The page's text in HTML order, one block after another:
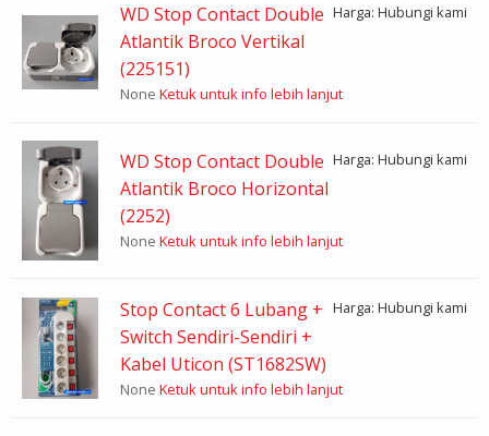
WD Stop Contact Double
Atlantik Broco Vertikal
(225151)
Harga: Hubungi kami
None Ketuk untuk info lebih lanjut
WD Stop Contact Double
Atlantik Broco Horizontal
(2252)
Harga: Hubungi kami
None Ketuk untuk info lebih lanjut
Stop Contact 6 Lubang +
Switch Sendiri-Sendiri +
Kabel Uticon (ST1682SW)
Harga: Hubungi kami
None Ketuk untuk info lebih lanjut